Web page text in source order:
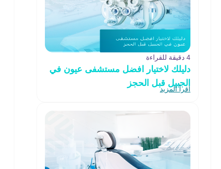
4 دقيقة للقراءة
دليلك لاختيار افضل مستشفى عيون في
الجبيل قبل الحجز
اقرأ المزيد